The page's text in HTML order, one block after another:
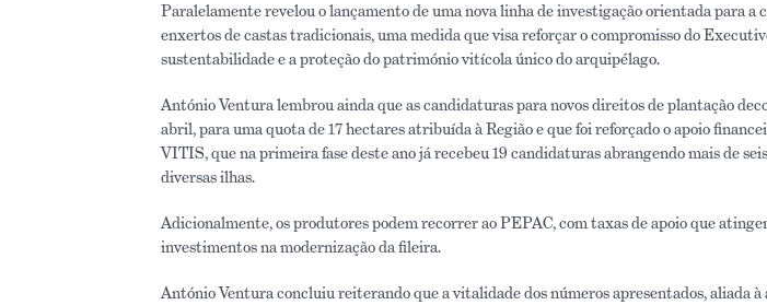
Paralelamente revelou o lançamento de uma nova linha de investigação orientada para a
enxertos de castas tradicionais, uma medida que visa reforçar o compromisso do
sustentabilidade e a proteção do património vitícola único do arquipélago.
António Ventura lembrou ainda que as candidaturas para novos direitos de plantação
abril, para uma quota de 17 hectares atribuída à Região e que foi reforçado o apoio
VITIS, que na primeira fase deste ano já recebeu 19 candidaturas abrangendo mais de
diversas ilhas.
Adicionalmente, os produtores podem recorrer ao PEPAC, com taxas de apoio que
investimentos na modernização da fileira.
António Ventura concluiu reiterando que a vitalidade dos números apresentados, aliada à